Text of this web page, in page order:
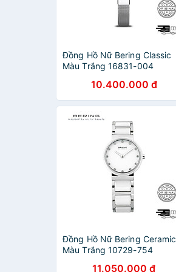
Đồng Hồ Nữ Bering Classic
Màu Trắng 16831-004
10.400.000 đ
Đồng Hồ Nữ Bering Ceramic
Màu Trắng 10729-754
11.050.000 đ